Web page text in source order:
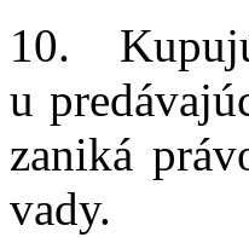
10.
u
zaniká
vady.